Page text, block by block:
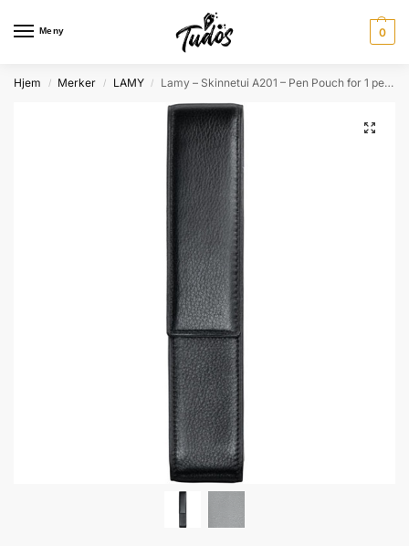
Meny 0
Hjem / Merker / LAMY / Lamy – Skinnetui A201 – Pen Pouch for 1 penn